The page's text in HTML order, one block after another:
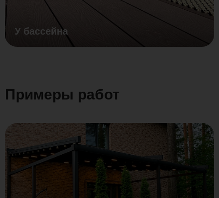
У бассейна
Примеры работ